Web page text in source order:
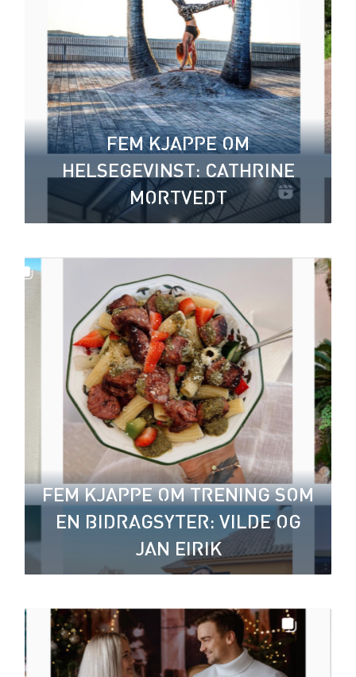
FEM KJAPPE OM
HELSEGEVINST: CATHRINE
MORTVEDT
FEM KJAPPE OM TRENING SOM
EN BIDRAGSYTER: VILDE OG
JAN EIRIK